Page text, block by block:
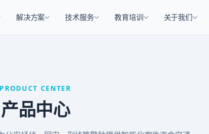
解决方案 技术服务 教育培训 关于我们
PRODUCT CENTER
产品中心